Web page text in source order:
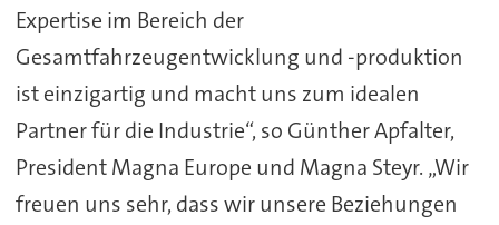
Expertise im Bereich der
Gesamtfahrzeugentwicklung und -produktion
ist einzigartig und macht uns zum idealen
Partner für die Industrie“, so Günther Apfalter,
President Magna Europe und Magna Steyr. „Wir
freuen uns sehr, dass wir unsere Beziehungen